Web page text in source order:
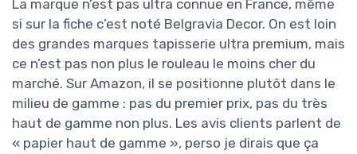
La marque n’est pas ultra connue en France, même
si sur la fiche c’est noté Belgravia Decor. On est loin
des grandes marques tapisserie ultra premium, mais
ce n’est pas non plus le rouleau le moins cher du
marché. Sur Amazon, il se positionne plutôt dans le
milieu de gamme : pas du premier prix, pas du très
haut de gamme non plus. Les avis clients parlent de
« papier haut de gamme », perso je dirais que ça